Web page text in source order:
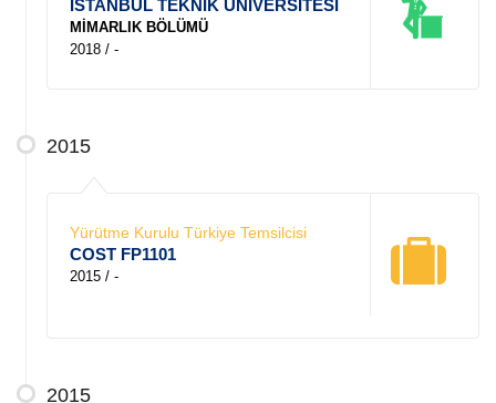
İSTANBUL TEKNİK ÜNİVERSİTESİ
MİMARLIK BÖLÜMÜ
2018 / -
2015
Yürütme Kurulu Türkiye Temsilcisi
COST FP1101
2015 / -
2015